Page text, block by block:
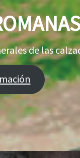
de las